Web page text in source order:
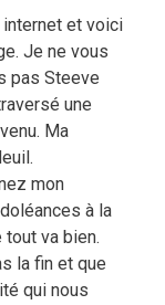
et voici
Je ne vous
pas Steeve
une
Ma
mon
à la
va bien.
la fin et que
qui nous